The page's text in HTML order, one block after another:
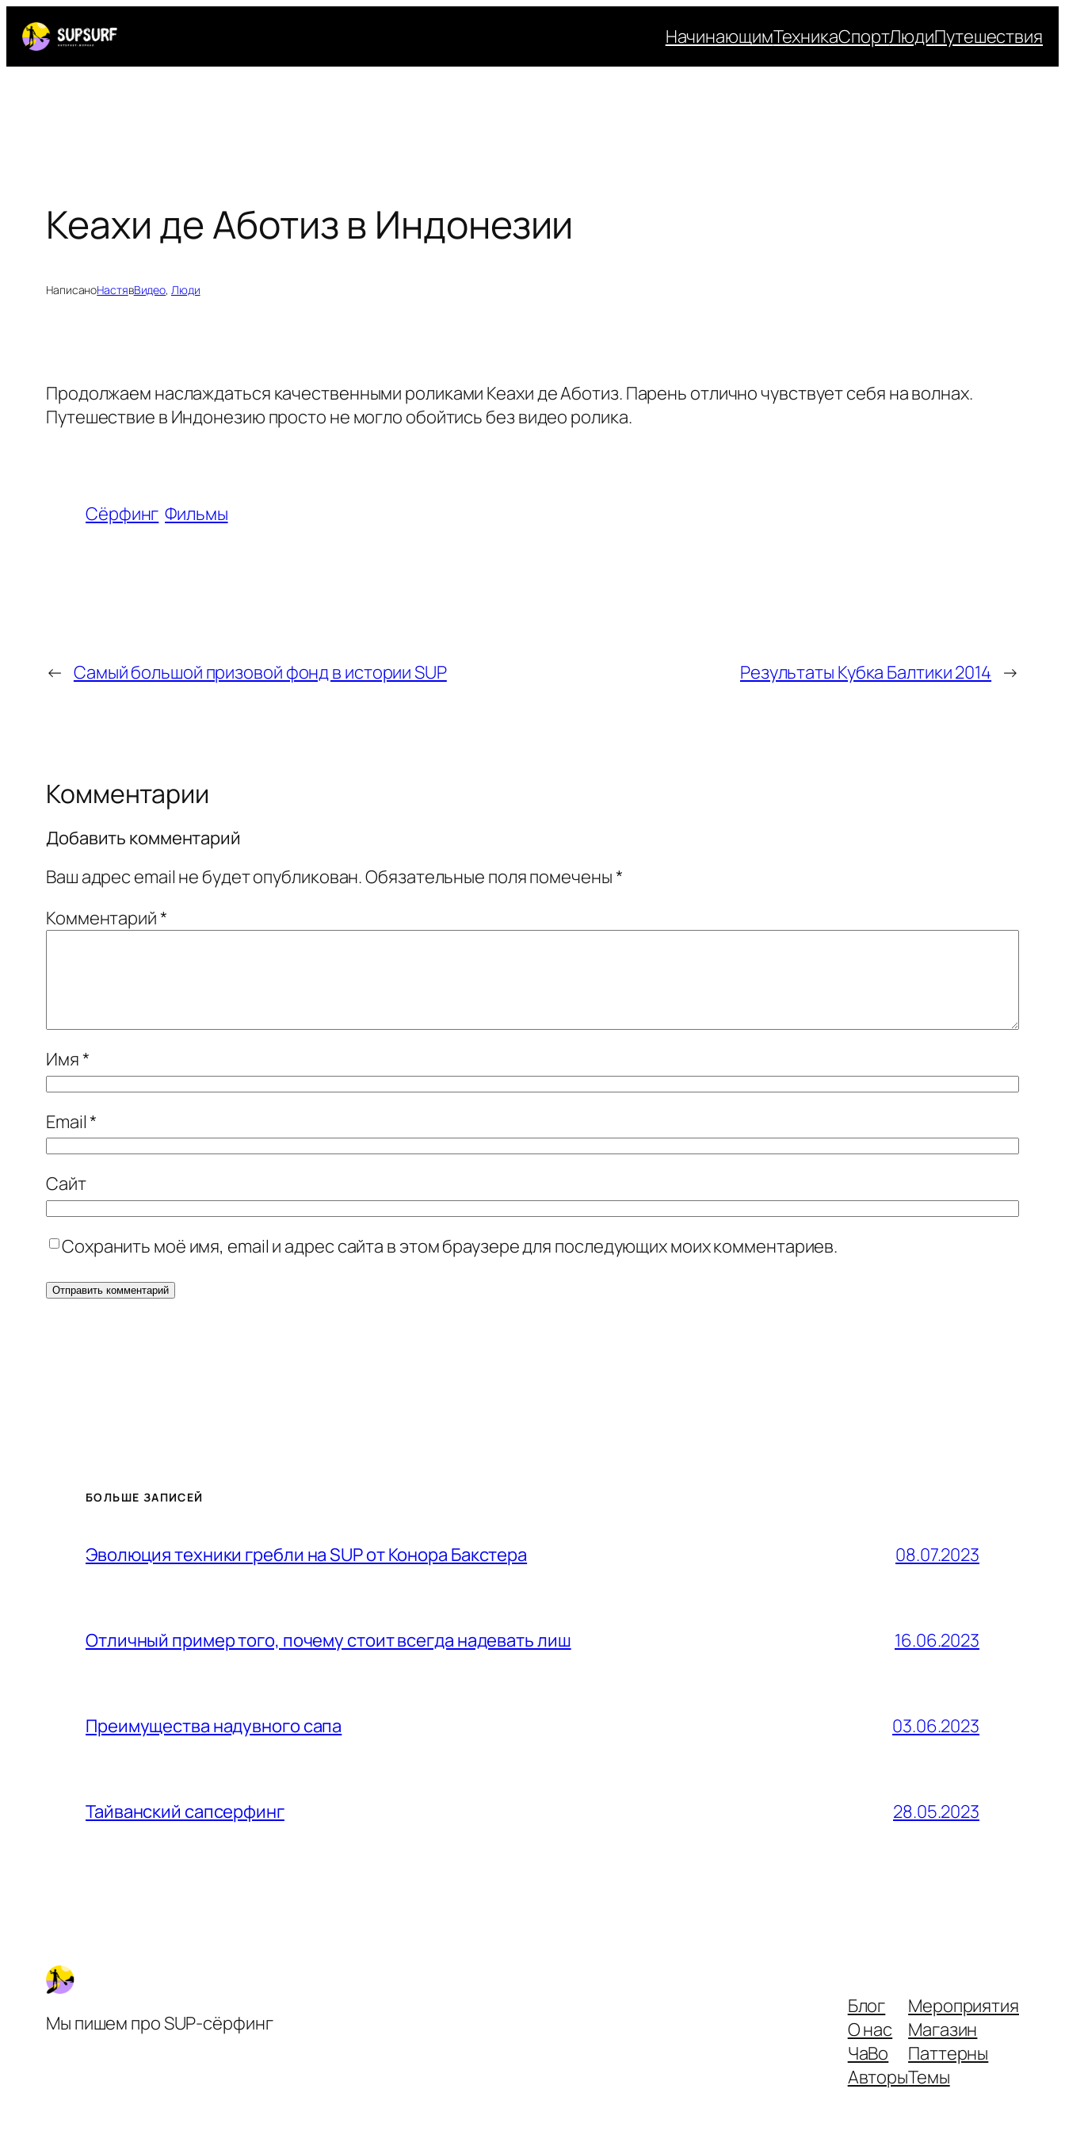
Перейти
содержимому
НачинающимТехникаСпортЛюдиПутешествия
Кеахи де Аботиз в Индонезии
НаписаноНастявВидео, Люди
Продолжаем наслаждаться качественными роликами Кеахи де Аботиз. Парень отлично чувствует себя на волнах.
Путешествие в Индонезию просто не могло обойтись без видео ролика.
Сёрфинг Фильмы
← Самый большой призовой фонд в истории SUP Результаты Кубка Балтики 2014 →
Комментарии
Добавить комментарий
Ваш адрес email не будет опубликован.Обязательные поля помечены*
Комментарий*
Имя*
Email*
Сайт
Сохранить моё имя, email и адрес сайта в этом браузере для последующих моих комментариев.
БОЛЬШЕ ЗАПИСЕЙ
Эволюция техники гребли на SUP от Конора Бакстера 08.07.2023
Отличный пример того, почему стоит всегда надевать лиш 16.06.2023
Преимущества надувного сапа 03.06.2023
Тайванский сапсерфинг 28.05.2023
Мы пишем про SUP-сёрфинг
Блог
О нас
ЧаВо
Авторы
Мероприятия
Магазин
Паттерны
Темы